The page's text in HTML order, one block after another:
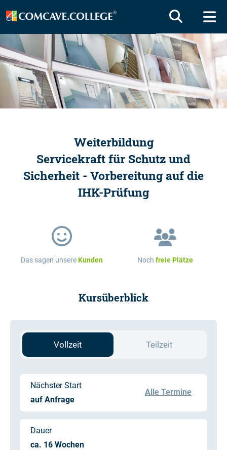
Weiterbildung
Servicekraft für Schutz und
Sicherheit - Vorbereitung auf die
IHK-Prüfung
Das sagen unsereKunden Noch freie Plätze
Kursüberblick
Vollzeit Teilzeit
Nächster Start
auf Anfrage
Alle Termine
Dauer
ca. 16 Wochen